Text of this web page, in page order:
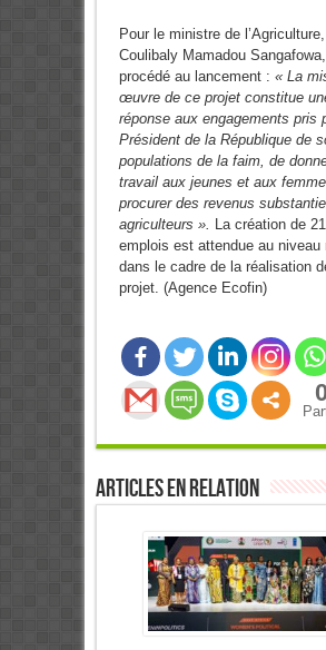
Pour le ministre de l’Agriculture,
Coulibaly Mamadou
procédé au lancement : « La
œuvre de ce projet constitue
réponse aux engagements pris
Président de la République de
populations de la faim, de
travail aux jeunes et aux
procurer des revenus
agriculteurs ». La création de
emplois est attendue au niveau
dans le cadre de la réalisation
projet. (Agence Ecofin)
Articles en relation